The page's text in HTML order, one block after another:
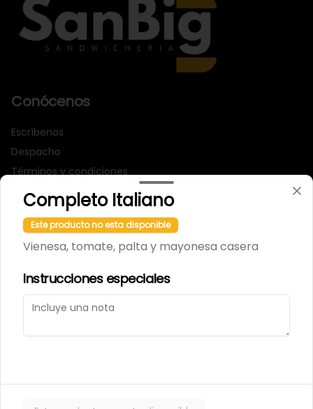
Conócenos
Escríbenos
Despacho
Términos y condiciones
Política de privacidad
Redes sociales
Instagram
Mi cuenta
Iniciar sesión
Completo Italiano
Este producto no esta disponible
Vienesa, tomate, palta y mayonesa casera
Instrucciones especiales